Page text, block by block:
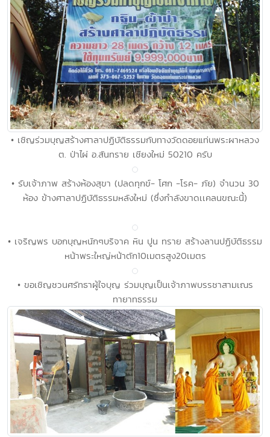
• เชิญร่วมบุญสร้างศาลาปฏิบัติธรรมกับทางวัดดอยแท่นพระผาหลวง
ต. ป่าไผ่ อ.สันทราย เชียงใหม่ 50210 ครับ
• รับเจ้าภาพ สร้างห้องสุขา (ปลดทุกข์- โศก -โรค- ภัย) จำนวน 30
ห้อง ข้างศาลาปฏิบัติธรรมหลังใหม่ (ซึ่งกำลังขาดเเคลนขณะนี้)
• เจริญพร บอกบุญหนักๆบริจาค หิน ปูน ทราย สร้างลานปฏิบัติธรรม
หน้าพระใหญ่หน้าตัก10เมตรสูง20เมตร
• ขอเชิญชวนศรัทธาผู้ใจบุญ ร่วมบุญเป็นเจ้าภาพบรรชาสามเณร
ทายาทธรรม